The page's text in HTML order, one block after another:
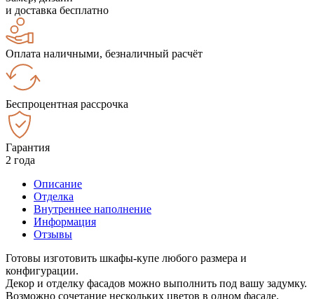
и доставка бесплатно
Оплата наличными, безналичный расчёт
Беспроцентная рассрочка
Гарантия
2 года
Описание
Отделка
Внутреннее наполнение
Информация
Отзывы
Готовы изготовить шкафы-купе любого размера и
конфигурации.
Декор и отделку фасадов можно выполнить под вашу задумку.
Возможно сочетание нескольких цветов в одном фасаде.